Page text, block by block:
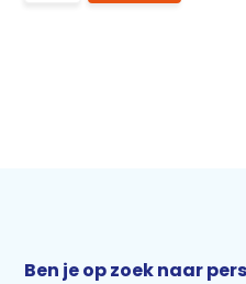
Ben je op zoek naar